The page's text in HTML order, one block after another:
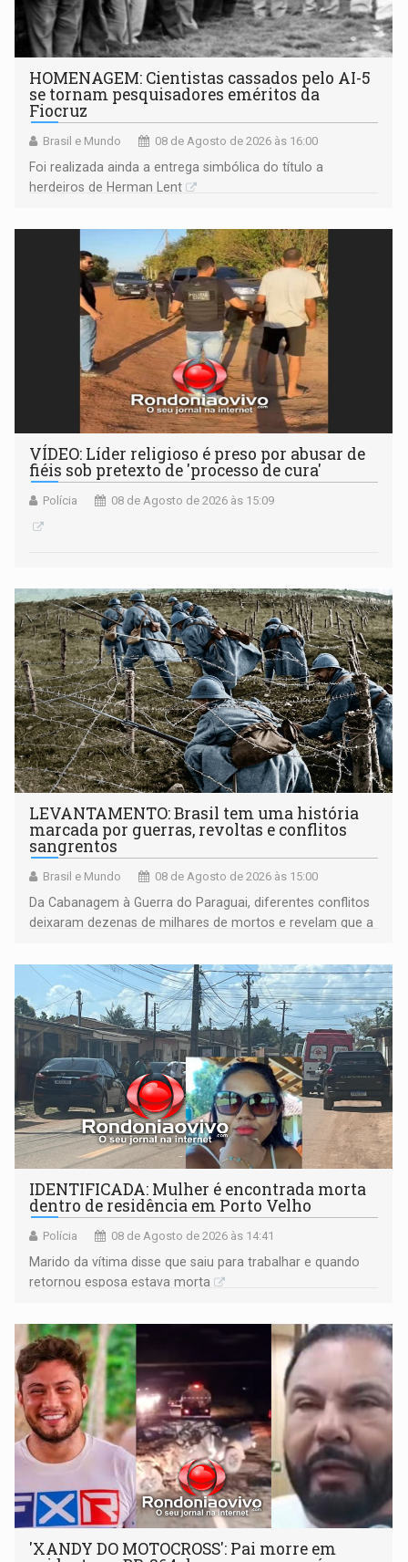
HOMENAGEM: Cientistas cassados pelo AI-5
se tornam pesquisadores eméritos da
Fiocruz
Brasil e Mundo 08 de Agosto de 2026 às 16:00
Foi realizada ainda a entrega simbólica do título a
herdeiros de Herman Lent
VÍDEO: Líder religioso é preso por abusar de
fiéis sob pretexto de 'processo de cura'
Polícia 08 de Agosto de 2026 às 15:09
LEVANTAMENTO: Brasil tem uma história
marcada por guerras, revoltas e conflitos
sangrentos
Brasil e Mundo 08 de Agosto de 2026 às 15:00
Da Cabanagem à Guerra do Paraguai, diferentes conflitos
deixaram dezenas de milhares de mortos e revelam que a
territoriais e sociais
IDENTIFICADA: Mulher é encontrada morta
dentro de residência em Porto Velho
Polícia 08 de Agosto de 2026 às 14:41
Marido da vítima disse que saiu para trabalhar e quando
retornou esposa estava morta
'XANDY DO MOTOCROSS': Pai morre em